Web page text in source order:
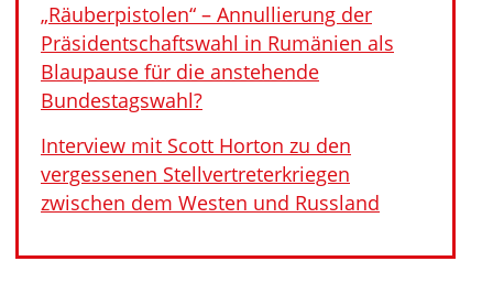
„Räuberpistolen“ – Annullierung der
Präsidentschaftswahl in Rumänien als
Blaupause für die anstehende
Bundestagswahl?
Interview mit Scott Horton zu den
vergessenen Stellvertreterkriegen
zwischen dem Westen und Russland